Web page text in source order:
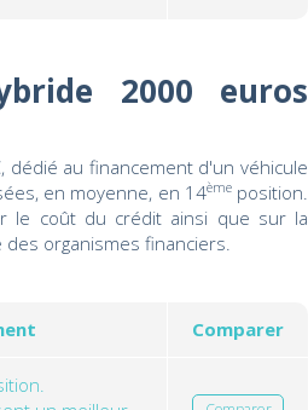
2000 euros
au financement d'un véhicule
en moyenne, en 14èmeposition.
le coût du crédit ainsi que sur la
organismes financiers.
Comparer